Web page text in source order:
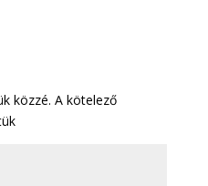
közzé. A kötelező